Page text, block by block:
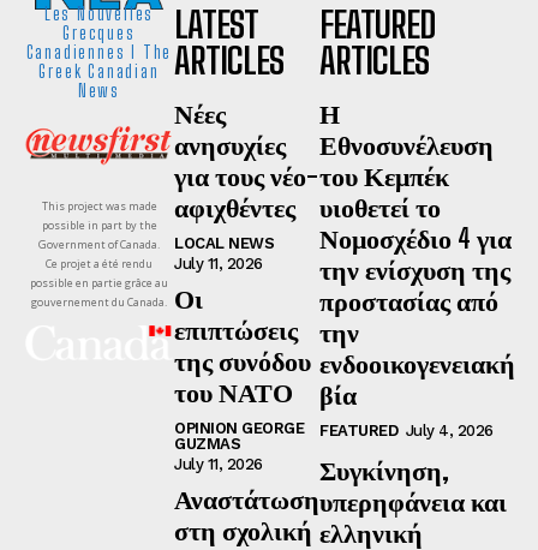
Les Nouvelles
Grecques
Canadiennes I The
Greek Canadian
News
This project was made
possible in part by the
Government of Canada.
Ce projet a été rendu
possible en partie grâce au
gouvernement du Canada.
LATEST
ARTICLES
Νέες
ανησυχίες
για τους νέο-
αφιχθέντες
LOCAL NEWS
July 11, 2026
Οι
επιπτώσεις
της συνόδου
του ΝΑΤΟ
OPINION GEORGE
GUZMAS
July 11, 2026
Αναστάτωση
στη σχολική
FEATURED
ARTICLES
Η
Εθνοσυνέλευση
του Κεμπέκ
υιοθετεί το
Νομοσχέδιο 4 για
την ενίσχυση της
προστασίας από
την
ενδοοικογενειακή
βία
FEATURED July 4, 2026
Συγκίνηση,
υπερηφάνεια και
ελληνική